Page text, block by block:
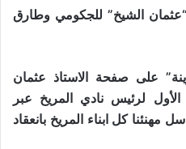
الشيخ” للجكومي وطارق
على صفحة الاستاذ عثمان
لرئيس نادي المريخ عبر
كل ابناء المريخ بانعقاد